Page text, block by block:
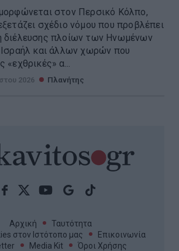
στον Περσικό Κόλπο,
σχέδιο νόμου που προβλέπει
διέλευσης πλοίων των Ηνωμένων
Ισραήλ και άλλων χωρών που
«εχθρικές» α...
2026 Πλανήτης
Αρχική
Ταυτότητα
στον Ιστότοπο μας
Επικοινωνία
Media Kit
Όροι Χρήσης